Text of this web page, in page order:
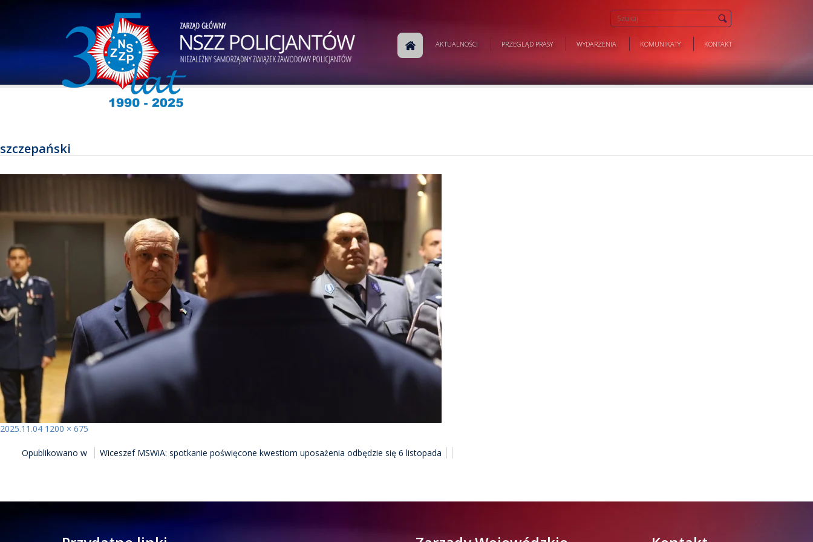
AKTUALNOŚCI PRZEGLĄD PRASY WYDARZENIA KOMUNIKATY KONTAKT
szczepański
Opublikowano
2025.11.04 Pełny
1200 × 675
WPISUOpublikowano w Wiceszef MSWiA: spotkanie poświęcone kwestiom uposażenia odbędzie się 6 listopada